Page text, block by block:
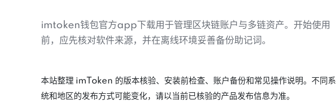
imtoken钱包官方app下载用于管理区块链账户与多链资产。开始使用
前，应先核对软件来源，并在离线环境妥善备份助记词。
本站整理 imToken 的版本核验、安装前检查、账户备份和常见操作说明。不同系
统和地区的发布方式可能变化，请以当前已核验的产品发布信息为准。